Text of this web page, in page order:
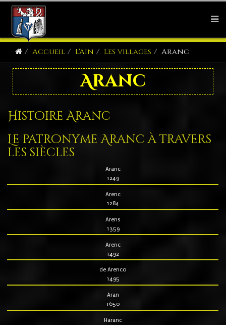
Accueil L'Ain Les villages Aranc
Aranc
Histoire Aranc
Le patronyme Aranc à travers
les siècles
Aranc
1249
Arenc
1284
Arens
1359
Arenc
1492
de Arenco
1495
Aran
1650
Haranc